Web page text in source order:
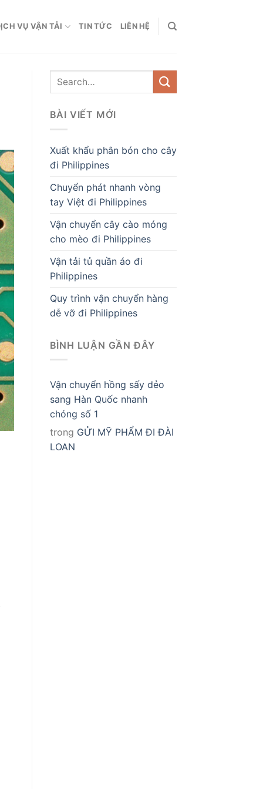
VỤ VẬN TẢI TIN TỨC LIÊN HỆ
BÀI VIẾT MỚI
Xuất khẩu phân bón cho cây
đi Philippines
Chuyển phát nhanh vòng
tay Việt đi Philippines
Vận chuyển cây cào móng
cho mèo đi Philippines
Vận tải tủ quần áo đi
Philippines
Quy trình vận chuyển hàng
dễ vỡ đi Philippines
BÌNH LUẬN GẦN ĐÂY
Vận chuyển hồng sấy dẻo
sang Hàn Quốc nhanh
chóng số 1
trong GỬI MỸ PHẨM ĐI ĐÀI
LOAN